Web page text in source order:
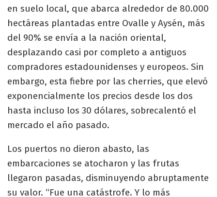
en suelo local, que abarca alrededor de 80.000
hectáreas plantadas entre Ovalle y Aysén, más
del 90% se envía a la nación oriental,
desplazando casi por completo a antiguos
compradores estadounidenses y europeos. Sin
embargo, esta fiebre por las cherries, que elevó
exponencialmente los precios desde los dos
hasta incluso los 30 dólares, sobrecalentó el
mercado el año pasado.
Los puertos no dieron abasto, las
embarcaciones se atocharon y las frutas
llegaron pasadas, disminuyendo abruptamente
su valor. “Fue una catástrofe. Y lo más